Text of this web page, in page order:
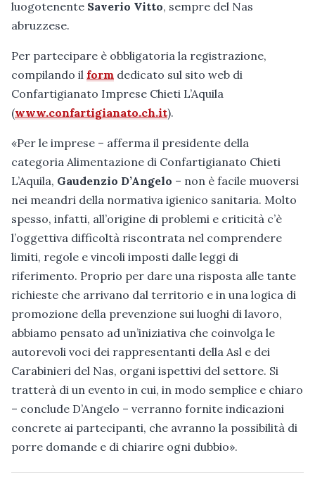
luogotenente Saverio Vitto, sempre del Nas
abruzzese.
Per partecipare è obbligatoria la registrazione,
compilando il form dedicato sul sito web di
Confartigianato Imprese Chieti L’Aquila
(www.confartigianato.ch.it).
«Per le imprese – afferma il presidente della
categoria Alimentazione di Confartigianato Chieti
L’Aquila, Gaudenzio D’Angelo – non è facile muoversi
nei meandri della normativa igienico sanitaria. Molto
spesso, infatti, all’origine di problemi e criticità c’è
l’oggettiva difficoltà riscontrata nel comprendere
limiti, regole e vincoli imposti dalle leggi di
riferimento. Proprio per dare una risposta alle tante
richieste che arrivano dal territorio e in una logica di
promozione della prevenzione sui luoghi di lavoro,
abbiamo pensato ad un’iniziativa che coinvolga le
autorevoli voci dei rappresentanti della Asl e dei
Carabinieri del Nas, organi ispettivi del settore. Si
tratterà di un evento in cui, in modo semplice e chiaro
– conclude D’Angelo – verranno fornite indicazioni
concrete ai partecipanti, che avranno la possibilità di
porre domande e di chiarire ogni dubbio».